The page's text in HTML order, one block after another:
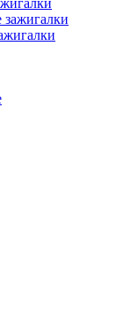
зажигалки